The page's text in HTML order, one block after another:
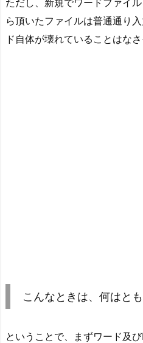
ただし、新規でワードファイ
ら頂いたファイルは普通通り
ド自体が壊れていることはなさ
こんなときは、何はと
ということで、まずワード及